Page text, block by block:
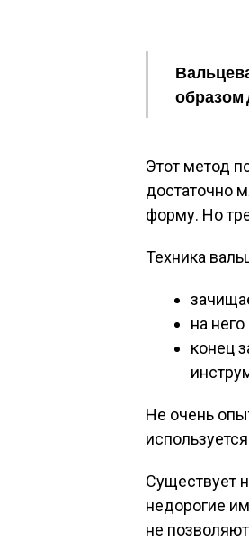
образом
Этот метод
достаточно
форму. Но
Техника
на
конец
Не очень
Существует
недорогие
не